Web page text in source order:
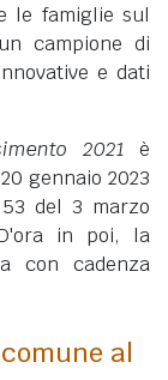
le famiglie sul
campione di
e dati
2021 è
gennaio 2023
del 3 marzo
in poi, la
con cadenza
al